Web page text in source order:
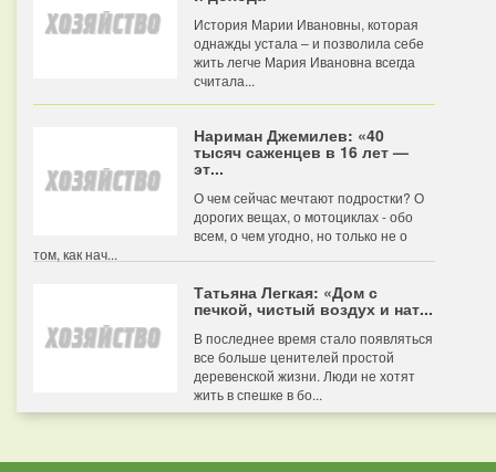
История Марии Ивановны, которая
однажды устала – и позволила себе
жить легче Мария Ивановна всегда
считала...
Нариман Джемилев: «40
тысяч саженцев в 16 лет —
эт...
О чем сейчас мечтают подростки? О
дорогих вещах, о мотоциклах - обо
всем, о чем угодно, но только не о
том, как нач...
Татьяна Легкая: «Дом с
печкой, чистый воздух и нат...
В последнее время стало появляться
все больше ценителей простой
деревенской жизни. Люди не хотят
жить в спешке в бо...